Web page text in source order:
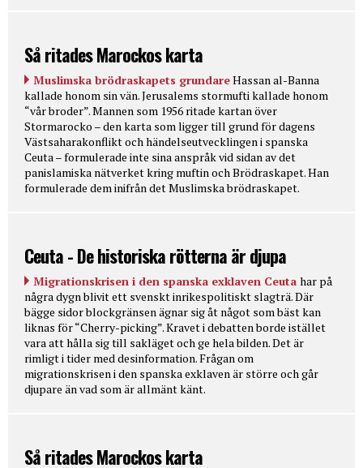
Så ritades Marockos karta
Muslimska brödraskapets grundareHassan al-Banna
kallade honom sin vän. Jerusalems stormufti kallade honom
“vår broder”. Mannen som 1956 ritade kartan över
Stormarocko – den karta som ligger till grund för dagens
Västsaharakonflikt och händelseutvecklingen i spanska
Ceuta – formulerade inte sina anspråk vid sidan av det
panislamiska nätverket kring muftin och Brödraskapet. Han
formulerade dem inifrån det Muslimska brödraskapet.
Ceuta - De historiska rötterna är djupa
Migrationskrisen i den spanska exklaven Ceuta har på
några dygn blivit ett svenskt inrikespolitiskt slagträ. Där
bägge sidor blockgränsen ägnar sig åt något som bäst kan
liknas för “Cherry-picking”. Kravet i debatten borde istället
vara att hålla sig till sakläget och ge hela bilden. Det är
rimligt i tider med desinformation. Frågan om
migrationskrisen i den spanska exklaven är större och går
djupare än vad som är allmänt känt.
Så ritades Marockos karta